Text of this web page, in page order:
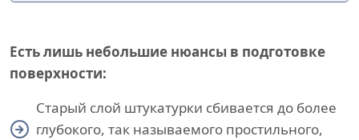
Есть лишь небольшие нюансы в подготовке
поверхности:
Старый слой штукатурки сбивается до более
глубокого, так называемого простильного,